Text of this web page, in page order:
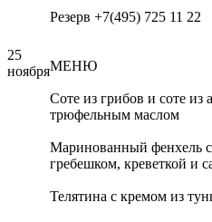
25
ноября
Резерв +7(495) 725 11 22
МЕНЮ
Соте из грибов и соте из
трюфельным маслом
Маринованный фенхель
гребешком, креветкой и
Телятина с кремом из